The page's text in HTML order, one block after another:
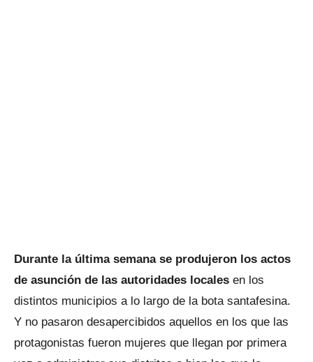
Durante la última semana se produjeron los actos
de asunción de las autoridades locales en los
distintos municipios a lo largo de la bota santafesina.
Y no pasaron desapercibidos aquellos en los que las
protagonistas fueron mujeres que llegan por primera